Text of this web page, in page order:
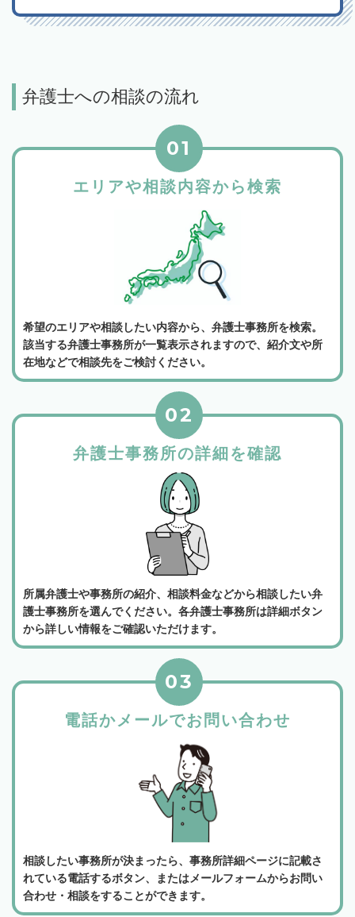
弁護士への相談の流れ
エリアや相談内容から検索
01
希望のエリアや相談したい内容から、弁護士事務所を検索。
該当する弁護士事務所が一覧表示されますので、紹介文や所
在地などで相談先をご検討ください。
弁護士事務所の詳細を確認
02
所属弁護士や事務所の紹介、相談料金などから相談したい弁
護士事務所を選んでください。各弁護士事務所は詳細ボタン
から詳しい情報をご確認いただけます。
電話かメールでお問い合わせ
03
相談したい事務所が決まったら、事務所詳細ページに記載さ
れている電話するボタン、またはメールフォームからお問い
合わせ・相談をすることができます。